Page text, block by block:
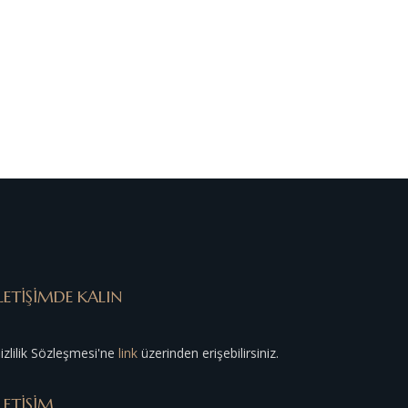
KALIN
Sözleşmesi'ne link üzerinden erişebilirsiniz.